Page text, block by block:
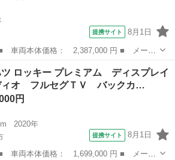
提携サイト 8月1日
名： ミゼット ■ グレード名： ＭＰ
ークエンジン ３ＭＴ ＥＴＣ 小判ナン
ツ ロッキー プレミアム ディスプレイ
ィオ フルセグＴＶ バックカ…
円
2020年
提携サイト 8月1日